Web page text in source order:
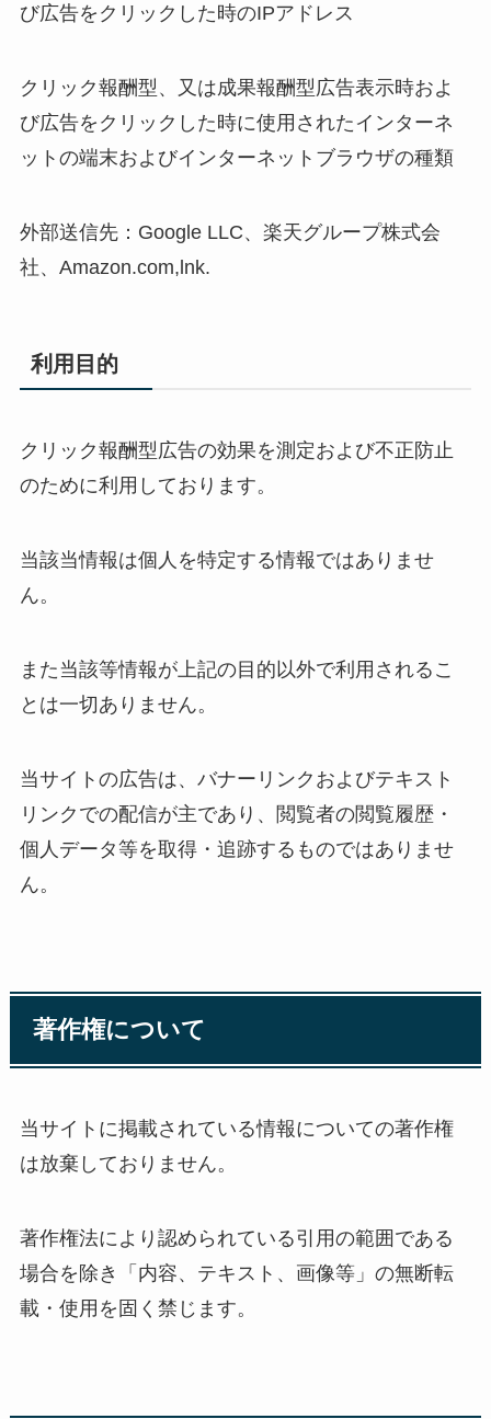
び広告をクリックした時のIPアドレス
クリック報酬型、又は成果報酬型広告表示時およ
び広告をクリックした時に使用されたインターネ
ットの端末およびインターネットブラウザの種類
外部送信先：Google LLC、楽天グループ株式会
社、Amazon.com,lnk.
利用目的
クリック報酬型広告の効果を測定および不正防止
のために利用しております。
当該当情報は個人を特定する情報ではありませ
ん。
また当該等情報が上記の目的以外で利用されるこ
とは一切ありません。
当サイトの広告は、バナーリンクおよびテキスト
リンクでの配信が主であり、閲覧者の閲覧履歴・
個人データ等を取得・追跡するものではありませ
ん。
著作権について
当サイトに掲載されている情報についての著作権
は放棄しておりません。
著作権法により認められている引用の範囲である
場合を除き「内容、テキスト、画像等」の無断転
載・使用を固く禁じます。